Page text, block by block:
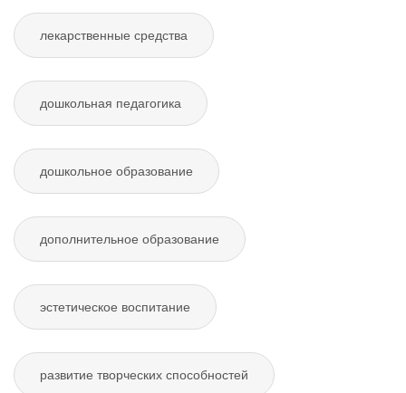
лекарственные средства
дошкольная педагогика
дошкольное образование
дополнительное образование
эстетическое воспитание
развитие творческих способностей